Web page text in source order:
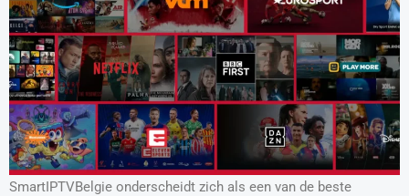
SmartIPTVBelgie onderscheidt zich als een van de beste